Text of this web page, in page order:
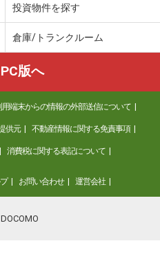
投資物件を探す
倉庫/トランクルーム
PC版へ
用端末からの情報の外部送信について
供元 不動産情報に関する免責事項
消費税に関する表記について
お問い合わせ 運営会社